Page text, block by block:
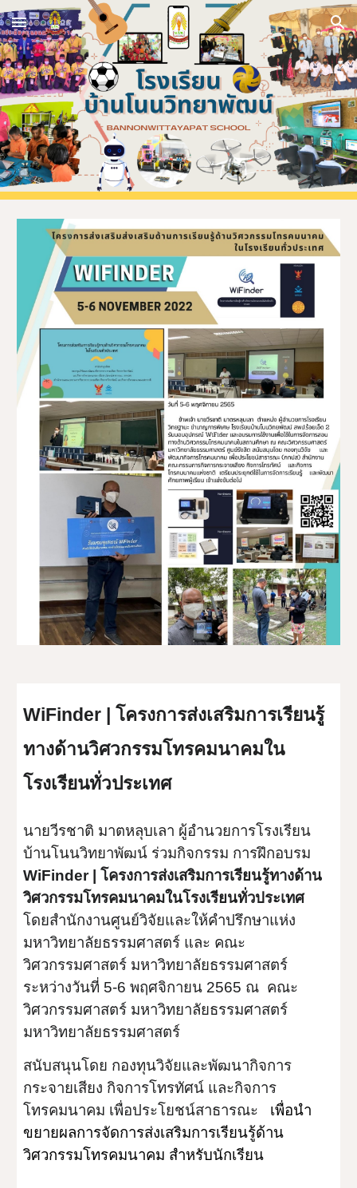
Skip to main content Skip to navigation
WiFinder | โครงการส่งเสริมการเรียนรู้
ทางด้านวิศวกรรมโทรคมนาคมใน
โรงเรียนทั่วประเทศ
นายวีรชาติ มาตหลุบเลา ผู้อำนวยการโรงเรียน
WiFinder | โครงการส่งเสริมการเรียนรู้ทางด้าน
วิศวกรรมโทรคมนาคมในโรงเรียนทั่วประเทศ
โดยสำนักงานศูนย์วิจัยและให้คำปรึกษาแห่ง
มหาวิทยาลัยธรรมศาสตร์ และ คณะ
วิศวกรรมศาสตร์ มหาวิทยาลัยธรรมศาสตร์
ระหว่างวันที่ 5-6 พฤศจิกายน 2565 ณ  คณะ
วิศวกรรมศาสตร์ มหาวิทยาลัยธรรมศาสตร์
มหาวิทยาลัยธรรมศาสตร์
สนับสนุนโดย กองทุนวิจัยและพัฒนากิจการ
กระจายเสียง กิจการโทรทัศน์ และกิจการ
โทรคมนาคม เพื่อประโยชน์สาธารณะ
   เพื่อนำ
ขยายผลการจัดการส่งเสริมการเรียนรู้ด้าน
วิศวกรรมโทรคมนาคม สำหรับนักเรียน